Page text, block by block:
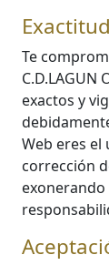
Te
C.D.LAGUN
exactos y
Web eres el
corrección
exonerando